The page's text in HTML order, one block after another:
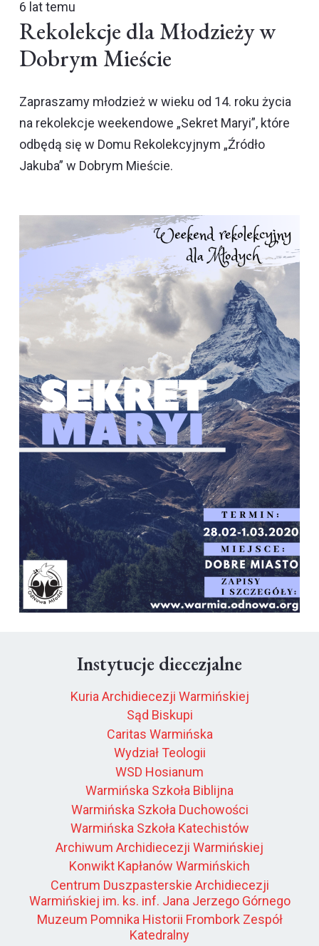
6 lat temu
Rekolekcje dla Młodzieży w
Dobrym Mieście
Zapraszamy młodzież w wieku od 14. roku życia
na rekolekcje weekendowe „Sekret Maryi”, które
odbędą się w Domu Rekolekcyjnym „Źródło
Jakuba” w Dobrym Mieście.
Instytucje diecezjalne
Kuria Archidiecezji Warmińskiej
Sąd Biskupi
Caritas Warmińska
Wydział Teologii
WSD Hosianum
Warmińska Szkoła Biblijna
Warmińska Szkoła Duchowości
Warmińska Szkoła Katechistów
Archiwum Archidiecezji Warmińskiej
Konwikt Kapłanów Warmińskich
Centrum Duszpasterskie Archidiecezji
Warmińskiej im. ks. inf. Jana Jerzego Górnego
Muzeum Pomnika Historii Frombork Zespół
Katedralny